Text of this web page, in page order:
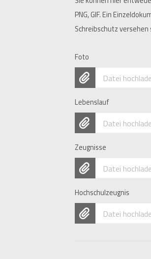
PNG, GIF. Ein
Schreibschutz versehen
Foto
Datei
Lebenslauf
Datei
Zeugnisse
Datei
Hochschulzeugnis
Datei